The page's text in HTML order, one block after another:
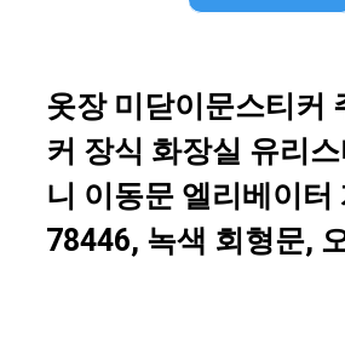
옷장 미닫이문스티커
커 장식 화장실 유리
니 이동문 엘리베이터
78446, 녹색 회형문,